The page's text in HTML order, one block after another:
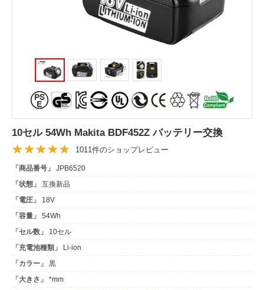
10セル 54Wh Makita BDF452Z バッテリー交換
1011件のショップレビュー
「商品番号」
JPB6520
「状態」
互換新品
「電圧」
18V
「容量」
54Wh
「セル数」
10セル
「充電池種類」
Li-ion
「カラー」
黒
「大きさ」
*mm